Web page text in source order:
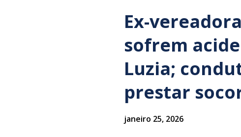
Ex-
sofrem
Luzia;
prestar
janeiro 25, 2026